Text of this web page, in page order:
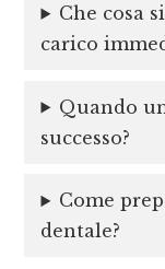
Che cosa
carico
Quando
successo?
Come
dentale?